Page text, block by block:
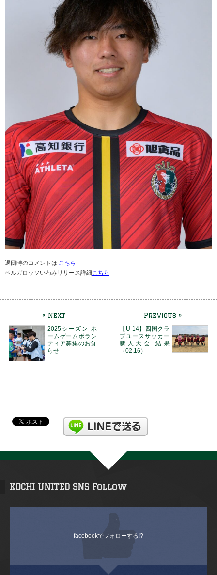
退団時のコメントは こちら
ベルガロッソいわみリリース詳細 こちら
« Next
2025シーズン ホ
ームゲームボラン
ティア募集のお知
らせ
Previous »
【U-14】四国クラ
ブユースサッカー
新人大会 結果
（02.16）
KOCHI UNITED SNS Follow
facebookでフォローする!?